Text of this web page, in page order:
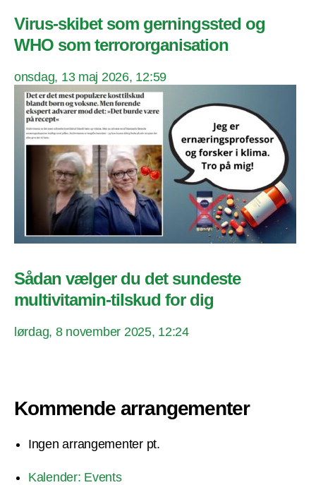
Virus-skibet som gerningssted og
WHO som terrororganisation
onsdag, 13 maj 2026, 12:59
Sådan vælger du det sundeste
multivitamin-tilskud for dig
lørdag, 8 november 2025, 12:24
Kommende arrangementer
Ingen arrangementer pt.
Kalender: Events